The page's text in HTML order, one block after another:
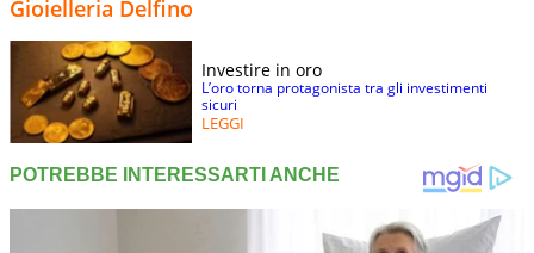
Gioielleria Delfino
Investire in oro
L’oro torna protagonista tra gli investimenti
sicuri
LEGGI